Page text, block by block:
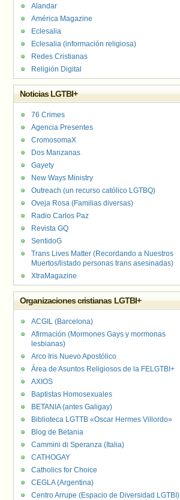
Alandar
América Magazine
Eclesalia
Eclesalia (información religiosa)
Redes Cristianas
Religión Digital
Noticias LGTBI+
76 Crimes
Agencia Presentes
CromosomaX
Dos Manzanas
Gayety
New Ways Ministry
Outreach (un recurso católico LGTBQ)
Oveja Rosa (Familias diversas)
Radio Carlos Paz
Revista GQ
SentidoG
Trans Lives Matter (Recordando a Nuestros
Muertos/listado personas trans asesinadas)
XtraMagazine
Organizaciones cristianas LGTBI+
ACGIL (Barcelona)
Afirmación (Mormones Gays y mormonas
lesbianas)
Arco Iris Nuevo Apostólico
Área de Asuntos Religiosos de la FELGTBI+
AXIOS
Baptistas Homosexuales
BETANIA (antes Galigay)
Biblioteca LGTTB «Oscar Hermes Villordo»
Blog de Betania
Cammini di Speranza (Italia)
CATHOGAY
Catholics for Choice
CEGLA (Argentina)
Centro Arrupe (Espacio de Diversidad LGTBI)